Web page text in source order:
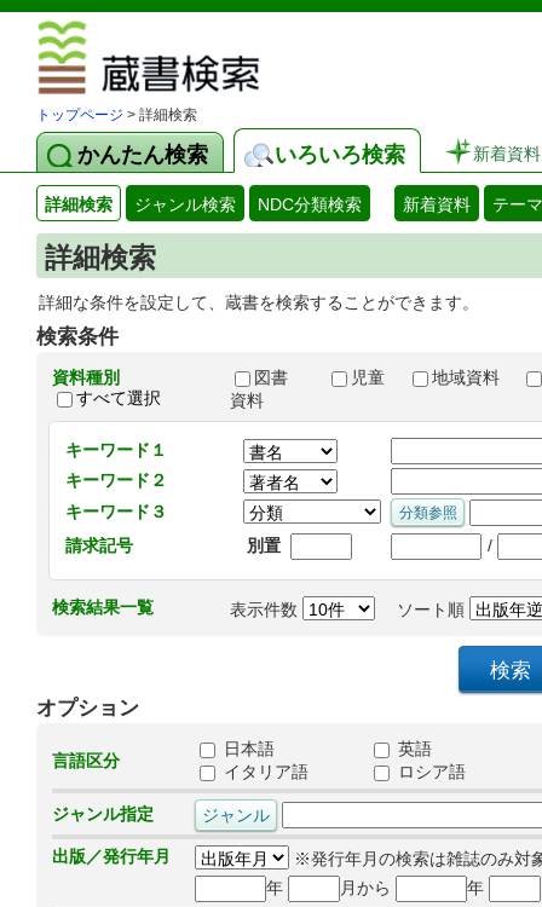
トップページ > 詳細検索
かんたん検索 いろいろ検索 新着資料
詳細検索 ジャンル検索 NDC分類検索 新着資料 テー
詳細検索
詳細な条件を設定して、蔵書を検索することができます。
検索条件
資料種別
すべて選択
図書 児童
地域資料
資料
キーワード１
キーワード２
キーワード３
請求記号
別置 /
検索結果一覧 表示件数 ソート順
オプション
言語区分
日本語
英語
イタリア語
ロシア語
ジャンル指定
出版／発行年月
※発行年月の検索は雑誌のみ対
年
月から 年